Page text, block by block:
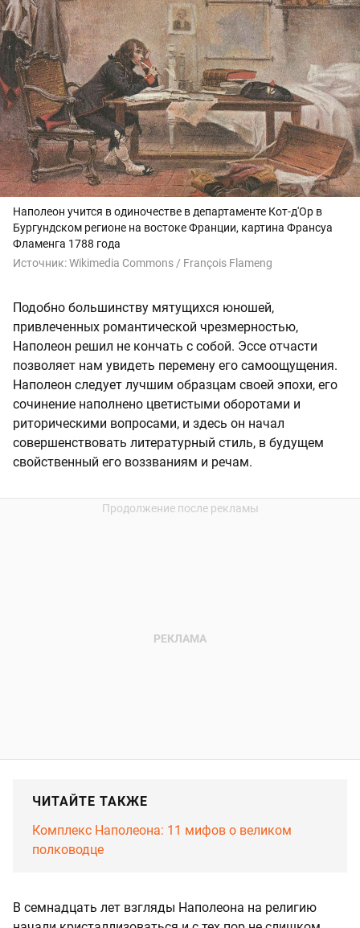
Наполеон учится в одиночестве в департаменте Кот-д'Ор в
Бургундском регионе на востоке Франции, картина Франсуа
Фламенга 1788 года
Источник:Wikimedia Commons / François Flameng
Подобно большинству мятущихся юношей,
привлеченных романтической чрезмерностью,
Наполеон решил не кончать с собой. Эссе отчасти
позволяет нам увидеть перемену его самоощущения.
Наполеон следует лучшим образцам своей эпохи, его
сочинение наполнено цветистыми оборотами и
риторическими вопросами, и здесь он начал
совершенствовать литературный стиль, в будущем
свойственный его воззваниям и речам.
ЧИТАЙТЕ ТАКЖЕ
Комплекс Наполеона: 11 мифов о великом
полководце
В семнадцать лет взгляды Наполеона на религию